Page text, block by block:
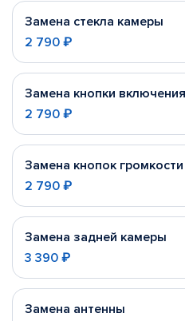
Замена стекла камеры
2 790 ₽
Замена кнопки включения
2 790 ₽
Замена кнопок громкости
2 790 ₽
Замена задней камеры
3 390 ₽
Замена антенны